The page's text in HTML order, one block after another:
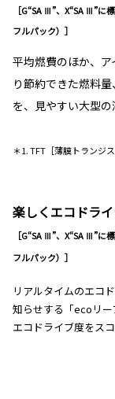
［G“SA Ⅲ”、X“SA Ⅲ”
フルパック）］
平均燃費のほか、
り節約できた燃料
を、見やすい大型の
＊1. TFT［薄膜トランジ
楽しくエコドラ
［G“SA Ⅲ”、X“SA Ⅲ”
フルパック）］
リアルタイムのエコ
知らせする「ecoリ
エコドライブ度をスコ